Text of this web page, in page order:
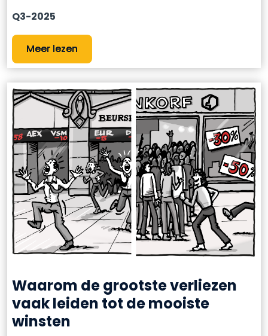
Q3-2025
Meer lezen
Waarom de grootste verliezen
vaak leiden tot de mooiste
winsten